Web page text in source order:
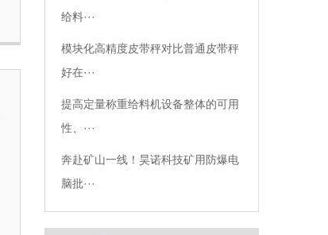
给料···
模块化高精度皮带秤对比普通皮带秤
好在···
提高定量称重给料机设备整体的可用
性、···
奔赴矿山一线！昊诺科技矿用防爆电
脑批···